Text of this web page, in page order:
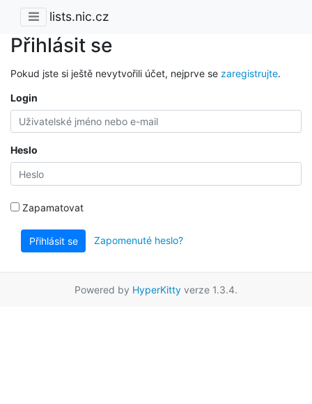
lists.nic.cz
Přihlásit se
Pokud jste si ještě nevytvořili účet, nejprve se zaregistrujte.
Login
Heslo
Zapamatovat
Přihlásit se Zapomenuté heslo?
Powered by HyperKitty verze 1.3.4.